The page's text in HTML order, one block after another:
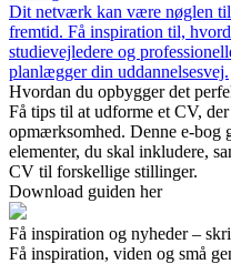
Dit netværk kan være nøglen
fremtid. Få inspiration til,
studievejledere og
planlægger din uddannelsesvej.
Hvordan du opbygger det
Få tips til at udforme et CV,
opmærksomhed. Denne e-bog
elementer, du skal inkludere,
CV til forskellige stillinger.
Download guiden her
Få inspiration og nyheder –
Få inspiration, viden og små